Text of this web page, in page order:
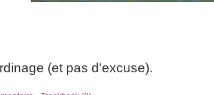
(et pas d'excuse).